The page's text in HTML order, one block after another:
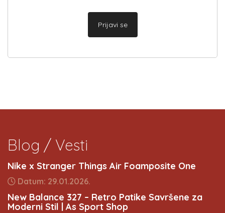
Prijavi se
Blog / Vesti
Nike x Stranger Things Air Foamposite One
Datum: 29.01.2026.
New Balance 327 – Retro Patike Savršene za
Moderni Stil | As Sport Shop